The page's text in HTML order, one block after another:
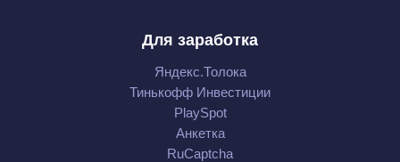
Для заработка
Яндекс.Толока
Тинькофф Инвестиции
PlaySpot
Анкетка
RuCaptcha